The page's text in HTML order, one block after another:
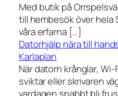
Med butik på
till hembesök över hela
våra erfarna […]
Datorhjälp nära till
Karlaplan
När datorn krånglar,
sviktar eller skrivaren